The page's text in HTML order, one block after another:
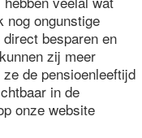
nog ongunstige
besparen en
zij meer
de pensioenleeftijd
in de
onze website